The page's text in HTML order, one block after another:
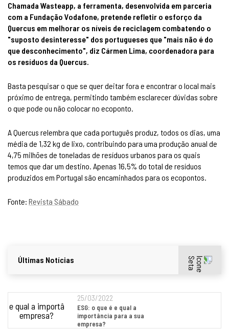
Últimas Notícias
25/03/2022
ESG: o que é e qual a
importância para a sua
empresa?
Chamada Wasteapp, a ferramenta, desenvolvida em parceria
com a Fundação Vodafone, pretende refletir o esforço da
Quercus em melhorar os níveis de reciclagem combatendo o
"suposto desinteresse" dos portugueses que "mais não é do
que desconhecimento", diz Cármen Lima, coordenadora para
os resíduos da Quercus.
Basta pesquisar o que se quer deitar fora e encontrar o local mais
próximo de entrega, permitindo também esclarecer dúvidas sobre
o que pode ou não colocar no ecoponto.
A Quercus relembra que cada português produz, todos os dias, uma
média de 1,32 kg de lixo, contribuindo para uma produção anual de
4,75 milhões de toneladas de resíduos urbanos para os quais
temos que dar um destino. Apenas 16,5% do total de resíduos
produzidos em Portugal são encaminhados para os ecopontos.
Fonte: Revista Sábado